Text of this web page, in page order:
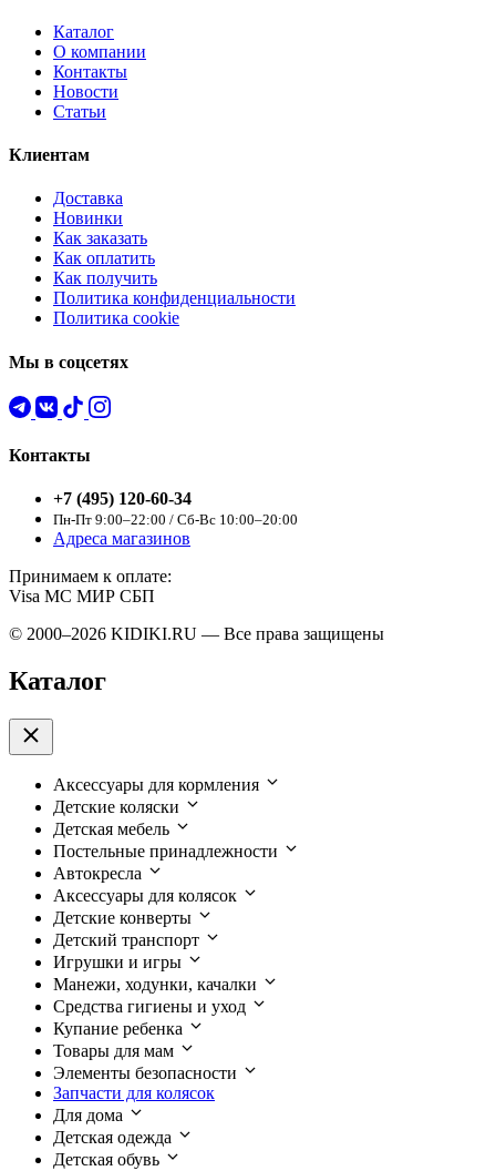
Каталог
О компании
Контакты
Новости
Статьи
Клиентам
Доставка
Новинки
Как заказать
Как оплатить
Как получить
Политика конфиденциальности
Политика cookie
Мы в соцсетях
Контакты
+7 (495) 120-60-34
Пн-Пт 9:00–22:00 / Сб-Вс 10:00–20:00
Адреса магазинов
Принимаем к оплате:
Visa MC МИР СБП
© 2000–2026 KIDIKI.RU — Все права защищены
Каталог
Аксессуары для кормления
Детские коляски
Детская мебель
Постельные принадлежности
Автокресла
Аксессуары для колясок
Детские конверты
Детский транспорт
Игрушки и игры
Манежи, ходунки, качалки
Средства гигиены и уход
Купание ребенка
Товары для мам
Элементы безопасности
Запчасти для колясок
Для дома
Детская одежда
Детская обувь